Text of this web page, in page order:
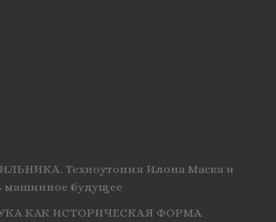
Техноутопия Илона Маска и
машинное будущее
КАК ИСТОРИЧЕСКАЯ ФОРМА